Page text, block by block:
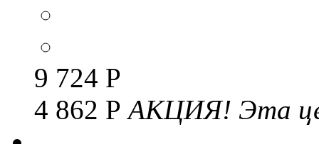
9 724 Р
4 862 РАКЦИЯ! Эта